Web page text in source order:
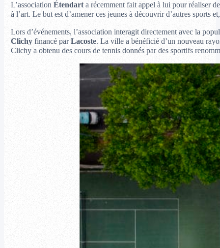
L’association Étendarta récemment fait appel à lui pour réaliser
à l’art. Le but est d’amener ces jeunes à découvrir d’autres sports
Lors d’événements, l’association interagit directement avec la
Clichy financé parLacoste. La ville a bénéficié d’un nouveau
Clichy a obtenu des cours de tennis donnés par des sportifs